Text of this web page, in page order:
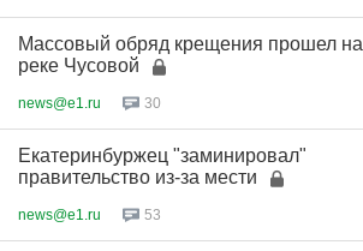
Массовый обряд крещения прошел на
реке Чусовой
news@e1.ru 30
Екатеринбуржец "заминировал"
правительство из-за мести
news@e1.ru 53